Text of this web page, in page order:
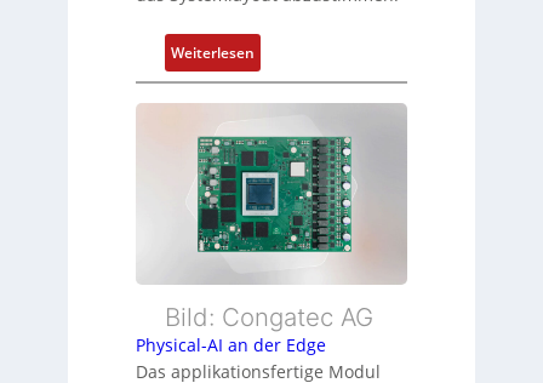
d
b
e
r
w
a
u
n
g
r
m
e
h
r
L
e
i
s
t
n
g
Weiterlesen:
F
l
x
i
b
l
e
E
h
e
Bild: Congatec AG
Physical-AI an der Edge
Das applikationsfertige Modul